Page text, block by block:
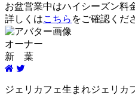
お盆営業中はハイシーズン料
詳しくはこちら をご確認くだ
オーナー
新 葉
ジェリカフェ生まれジェリカ